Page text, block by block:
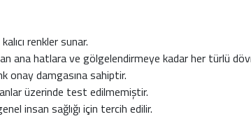
renkler sunar.
ana hatlara ve gölgelendirmeye kadar her türlü
onay damgasına sahiptir.
üzerinde test edilmemiştir.
insan sağlığı için tercih edilir.